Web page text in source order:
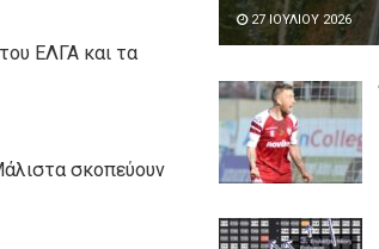
ΕΛΓΑ και τα
σκοπεύουν
27 ΙΟΥΛΊΟΥ 2026